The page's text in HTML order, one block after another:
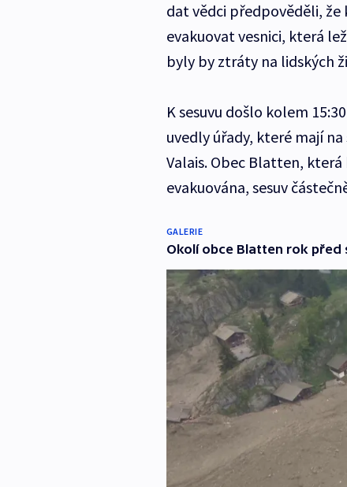
dat vědci předpověděli,
evakuovat vesnici, která
byly by ztráty na lidských
K sesuvu došlo kolem
uvedly úřady, které mají
Valais. Obec Blatten,
evakuována, sesuv
GALERIE
Okolí obce Blatten rok před